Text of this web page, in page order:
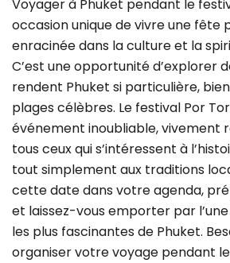
Voyager à Phuket pendant le
occasion unique de vivre une fête
enracinée dans la culture et la
C’est une opportunité d’explorer
rendent Phuket si particulière,
plages célèbres. Le festival Por
événement inoubliable, vivement
tous ceux qui s’intéressent à
tout simplement aux traditions
cette date dans votre agenda,
et laissez-vous emporter par
les plus fascinantes de Phuket.
organiser votre voyage pendant